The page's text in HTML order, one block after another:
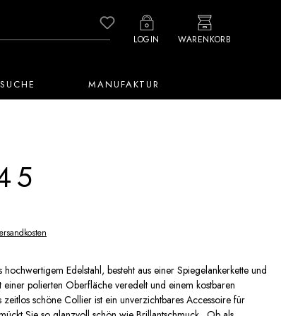
Du hast 0 Produkte auf dem
LOGIN WARENKORB
MANUFAKTUR
Edelstahl, besteht aus einer Spiegelankerkette und
polierten Oberfläche veredelt und einem kostbaren
zeitlos schöne Collier ist ein unverzichtbares Accessoire für